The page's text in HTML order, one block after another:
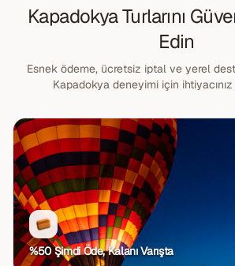
Kapadokya Turlarını
Edin
Esnek ödeme, ücretsiz iptal ve yerel
Kapadokya deneyimi için
%50 Şimdi Öde, Kalanı Varışta
%50 Şimdi Öde, Kalanı
%50 depozito. Kalanını tur öncesi ödeyin. Gizli